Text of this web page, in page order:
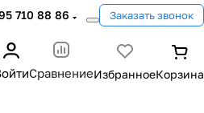
710 88 86 Заказать звонок
Сравнение